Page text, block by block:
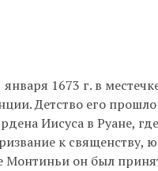
1673 г. в
Детство его
Иисуса в Руане,
к
Монтиньи он был